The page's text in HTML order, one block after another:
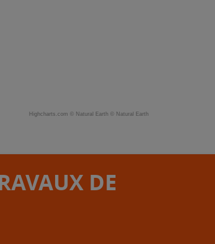
Highcharts.com © Natural Earth © Natural Earth
DE